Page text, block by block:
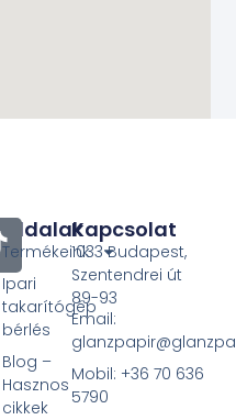
Oldalak
Termékeink
Ipari
takarítógép
bérlés
Blog –
Hasznos
cikkek
Kapcsolat
1033 Budapest,
Szentendrei út
89-93
Email:
Mobil: +36 70 636
5790